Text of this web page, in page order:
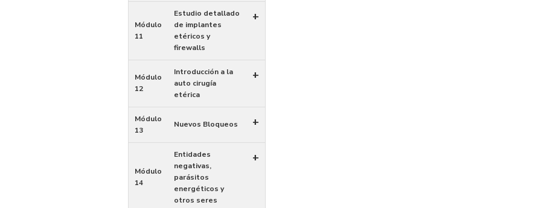
Módulo
11
Estudio detallado
de implantes
etéricos y
firewalls
+
Módulo
12
Introducción a la
auto cirugía
etérica
+
Módulo
13
Nuevos Bloqueos +
Módulo
14
Entidades
negativas,
parásitos
energéticos y
otros seres
+